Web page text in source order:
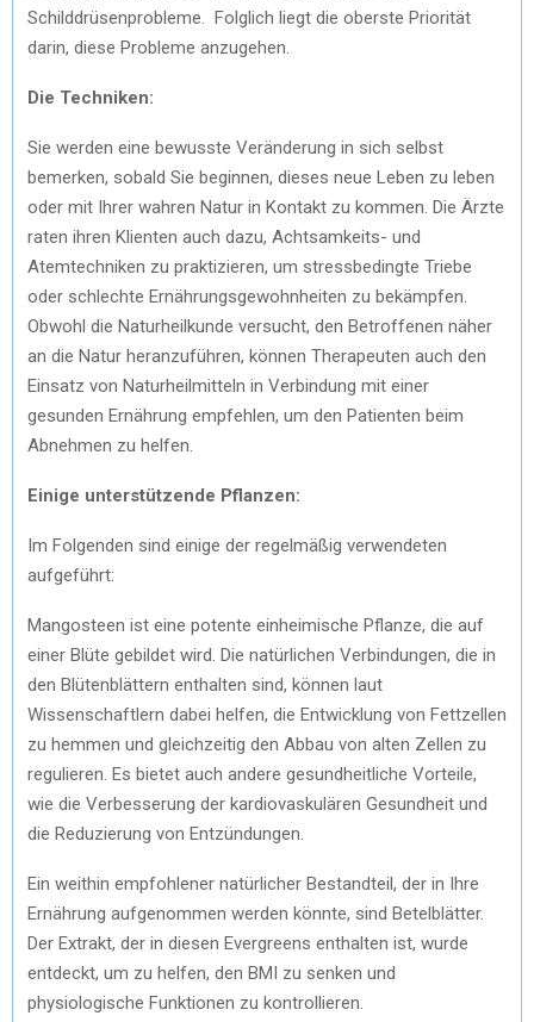
Schilddrüsenprobleme. Folglich liegt die oberste Priorität
darin, diese Probleme anzugehen.
Die Techniken:
Sie werden eine bewusste Veränderung in sich selbst
bemerken, sobald Sie beginnen, dieses neue Leben zu leben
oder mit Ihrer wahren Natur in Kontakt zu kommen. Die Ärzte
raten ihren Klienten auch dazu, Achtsamkeits- und
Atemtechniken zu praktizieren, um stressbedingte Triebe
oder schlechte Ernährungsgewohnheiten zu bekämpfen.
Obwohl die Naturheilkunde versucht, den Betroffenen näher
an die Natur heranzuführen, können Therapeuten auch den
Einsatz von Naturheilmitteln in Verbindung mit einer
gesunden Ernährung empfehlen, um den Patienten beim
Abnehmen zu helfen.
Einige unterstützende Pflanzen:
Im Folgenden sind einige der regelmäßig verwendeten
aufgeführt:
Mangosteen ist eine potente einheimische Pflanze, die auf
einer Blüte gebildet wird. Die natürlichen Verbindungen, die in
den Blütenblättern enthalten sind, können laut
Wissenschaftlern dabei helfen, die Entwicklung von Fettzellen
zu hemmen und gleichzeitig den Abbau von alten Zellen zu
regulieren. Es bietet auch andere gesundheitliche Vorteile,
wie die Verbesserung der kardiovaskulären Gesundheit und
die Reduzierung von Entzündungen.
Ein weithin empfohlener natürlicher Bestandteil, der in Ihre
Ernährung aufgenommen werden könnte, sind Betelblätter.
Der Extrakt, der in diesen Evergreens enthalten ist, wurde
entdeckt, um zu helfen, den BMI zu senken und
physiologische Funktionen zu kontrollieren.